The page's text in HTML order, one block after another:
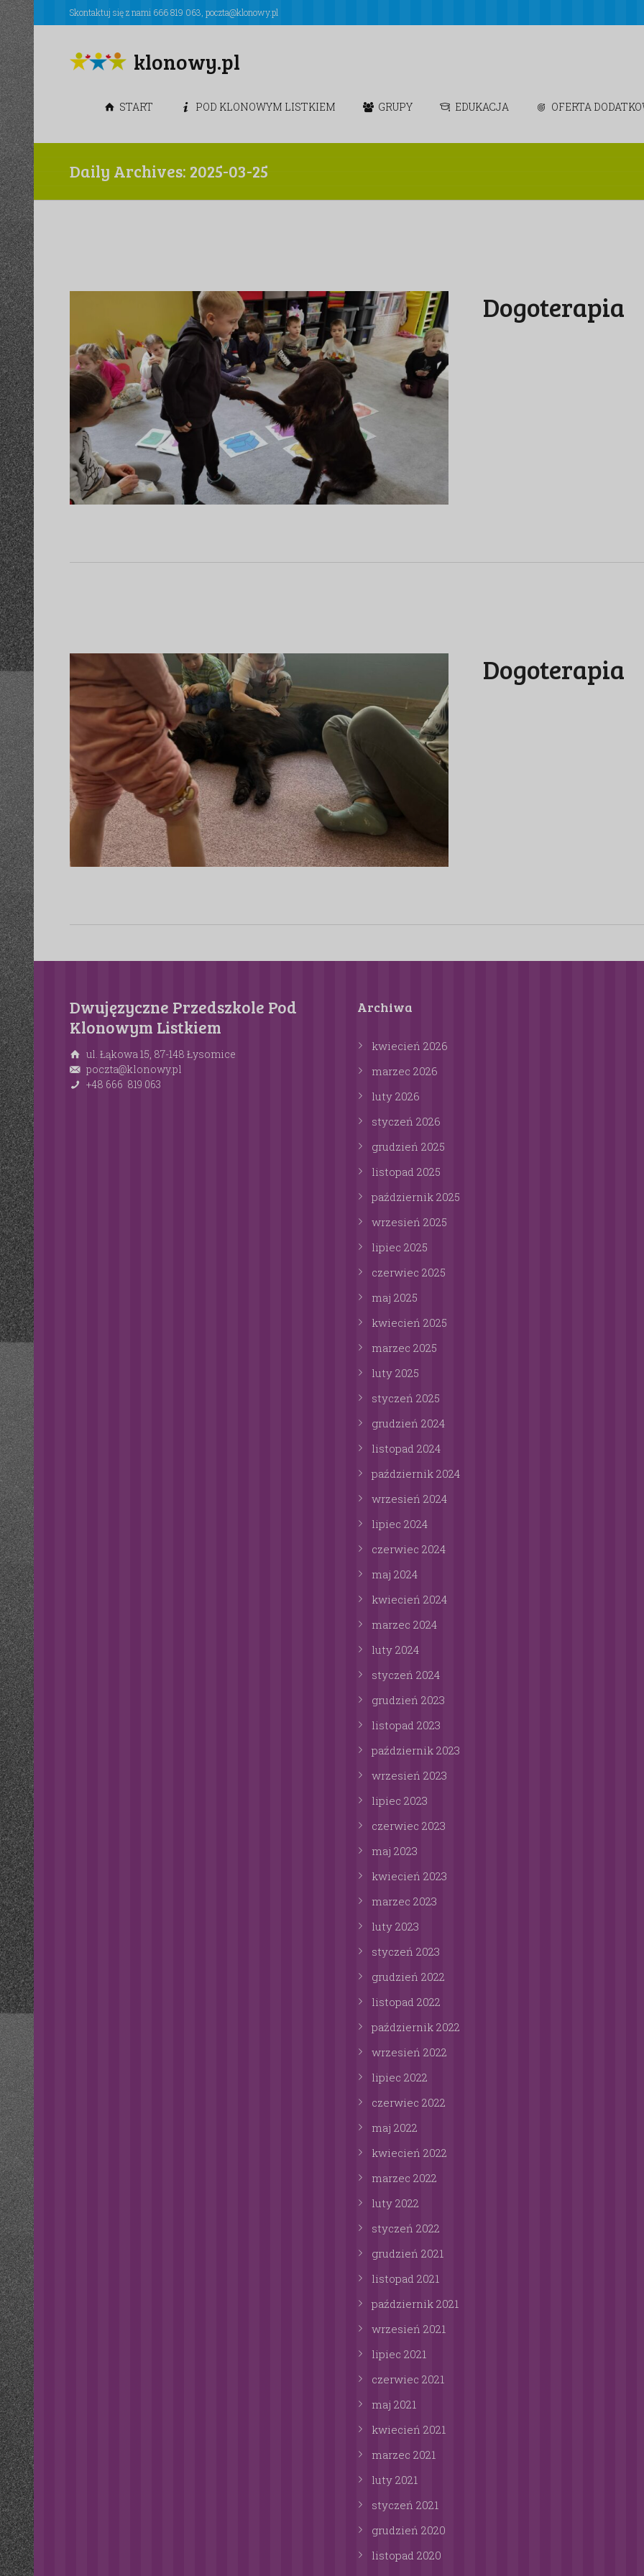
Skontaktuj się z nami 666 819 063 poczta@klonowy.pl
klonowy.pl
START POD KLONOWYM LISTKIEM GRUPY EDUKACJA OFERTA
Daily Archives: 2025-03-25
Dogoterapia
Dogoterapia
Dwujęzyczne Przedszkole Pod
Klonowym Listkiem
ul. Łąkowa 15, 87-148 Łysomice
poczta@klonowy.pl
+48 666 819 063
Archiwa
kwiecień 2026
marzec 2026
luty 2026
styczeń 2026
grudzień 2025
listopad 2025
październik 2025
wrzesień 2025
lipiec 2025
czerwiec 2025
maj 2025
kwiecień 2025
marzec 2025
luty 2025
styczeń 2025
grudzień 2024
listopad 2024
październik 2024
wrzesień 2024
lipiec 2024
czerwiec 2024
maj 2024
kwiecień 2024
marzec 2024
luty 2024
styczeń 2024
grudzień 2023
listopad 2023
październik 2023
wrzesień 2023
lipiec 2023
czerwiec 2023
maj 2023
kwiecień 2023
marzec 2023
luty 2023
styczeń 2023
grudzień 2022
listopad 2022
październik 2022
wrzesień 2022
lipiec 2022
czerwiec 2022
maj 2022
kwiecień 2022
marzec 2022
luty 2022
styczeń 2022
grudzień 2021
listopad 2021
październik 2021
wrzesień 2021
lipiec 2021
czerwiec 2021
maj 2021
kwiecień 2021
marzec 2021
luty 2021
styczeń 2021
grudzień 2020
listopad 2020